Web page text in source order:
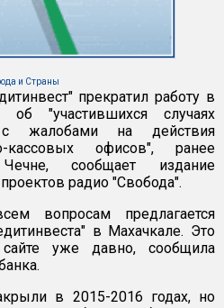
и Страны
прекратил работу в
"участившихся случаях
жалобами на действия
кассовых офисов", ранее
сообщает издание
радио "Свобода".
вопросам предлагается
в Махачкале. Это
уже давно, сообщила
в 2015-2016 годах, но